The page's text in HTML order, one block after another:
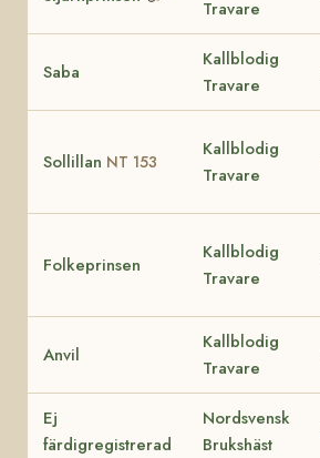
Travare
Saba
Kallblodig
Travare
Sollillan NT 153
Kallblodig
Travare
Folkeprinsen
Kallblodig
Travare
Anvil
Kallblodig
Travare
Ej
färdigregistrerad
Nordsvensk
Brukshäst